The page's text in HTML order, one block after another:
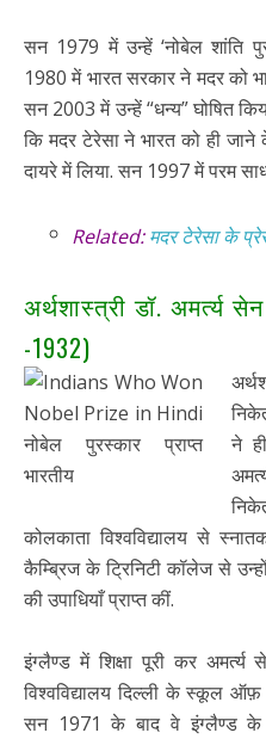
सन 1979 में उन्हें ‘नोबेल शांति
1980 में भारत सरकार ने मदर को
सन 2003 में उन्हें “धन्य” घोषित
कि मदर टेरेसा ने भारत को ही
दायरे में लिया. सन 1997 में परम
Related: मदर टेरेसा के
अर्थशास्त्री डॉ. अमर्त्य
-1932)
ने
कोलकाता विश्वविद्यालय से
कैम्ब्रिज के ट्रिनिटी कॉलेज से
की उपाधियाँ प्राप्त कीं.
इंग्लैण्ड में शिक्षा पूरी कर
विश्वविद्यालय दिल्ली के स्कूल
सन 1971 के बाद वे इंग्लैण्ड